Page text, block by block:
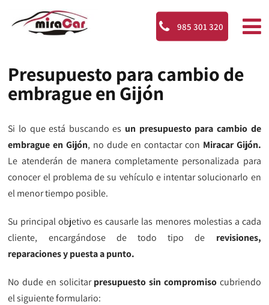
985 301 320
Presupuesto para cambio de
embrague en Gijón
Si lo que está buscando es un presupuesto para cambio de
embrague en Gijón, no dude en contactar con Miracar Gijón.
Le atenderán de manera completamente personalizada para
conocer el problema de su vehículo e intentar solucionarlo en
el menor tiempo posible.
Su principal objetivo es causarle las menores molestias a cada
cliente, encargándose de todo tipo de revisiones,
reparaciones y puesta a punto.
No dude en solicitarpresupuesto sin compromisocubriendo
el siguiente formulario: